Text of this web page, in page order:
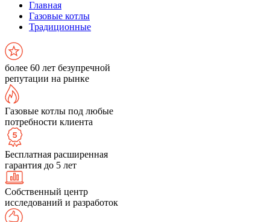
Главная
Газовые котлы
Традиционные
более 60 лет безупречной
репутации на рынке
Газовые котлы под любые
потребности клиента
Бесплатная расширенная
гарантия до 5 лет
Собственный центр
исследований и разработок